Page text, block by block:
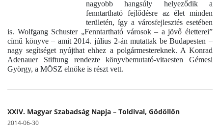
nagyobb hangsúly helyeződik a
fenntartható fejlődésre az élet minden
területén, így a városfejlesztés esetében
is. Wolfgang Schuster „Fenntartható városok – a jövő életterei”
című könyve – amit 2014. július 2-án mutattak be Budapesten –
nagy segítséget nyújthat ehhez a polgármestereknek. A Konrad
Adenauer Stiftung rendezte könyvbemutató-vitaesten Gémesi
György, a MÖSZ elnöke is részt vett.
XXIV. Magyar Szabadság Napja – Toldival, Gödöllőn
2014-06-30